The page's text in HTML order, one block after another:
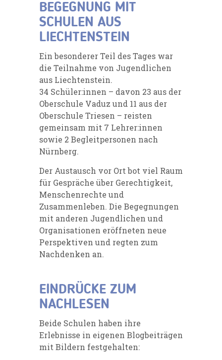
BEGEGNUNG MIT
SCHULEN AUS
LIECHTENSTEIN
Ein besonderer Teil des Tages war
die Teilnahme von Jugendlichen
aus Liechtenstein.
34 Schüler:innen – davon 23 aus der
Oberschule Vaduz und 11 aus der
Oberschule Triesen – reisten
gemeinsam mit 7 Lehrer:innen
sowie 2 Begleitpersonen nach
Nürnberg.
Der Austausch vor Ort bot viel Raum
für Gespräche über Gerechtigkeit,
Menschenrechte und
Zusammenleben. Die Begegnungen
mit anderen Jugendlichen und
Organisationen eröffneten neue
Perspektiven und regten zum
Nachdenken an.
EINDRÜCKE ZUM
NACHLESEN
Beide Schulen haben ihre
Erlebnisse in eigenen Blogbeiträgen
mit Bildern festgehalten: